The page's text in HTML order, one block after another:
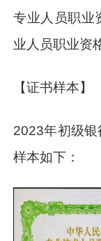
专业人员职业
业人员职业资
【证书样本】
2023年初级
样本如下：